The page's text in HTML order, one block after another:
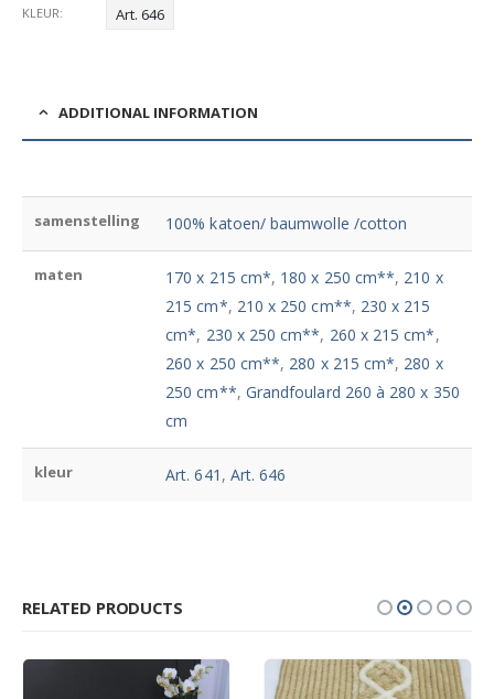
KLEUR Art. 646
ADDITIONAL INFORMATION
samenstelling 100% katoen/ baumwolle /cotton
maten 170 x 215 cm*, 180 x 250 cm**, 210 x
215 cm*, 210 x 250 cm**, 230 x 215
cm*, 230 x 250 cm**, 260 x 215 cm*,
260 x 250 cm**, 280 x 215 cm*, 280 x
250 cm**, Grandfoulard 260 à 280 x 350
cm
kleur Art. 641 , Art. 646
RELATED PRODUCTS